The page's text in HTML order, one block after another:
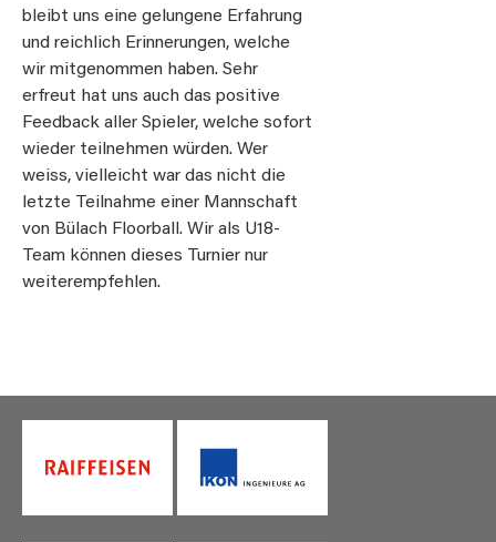
bleibt uns eine gelungene Erfahrung
und reichlich Erinnerungen, welche
wir mitgenommen haben. Sehr
erfreut hat uns auch das positive
Feedback aller Spieler, welche sofort
wieder teilnehmen würden. Wer
weiss, vielleicht war das nicht die
letzte Teilnahme einer Mannschaft
von Bülach Floorball. Wir als U18-
Team können dieses Turnier nur
weiterempfehlen.